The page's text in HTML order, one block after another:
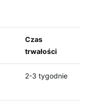
Czas
trwałości
2-3 ⁣tygodnie